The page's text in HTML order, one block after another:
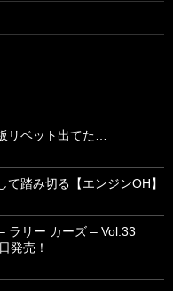
リベット出てた…
て踏み切る【エンジンOH】
ラリー カーズ – Vol.33
発売！